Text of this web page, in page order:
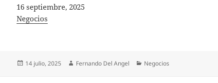
Fecha
16 septiembre, 2025
In relation to
Negocios
Publicado
14 julio, 2025 Autor
Fernando Del Angel Categorías
Negocios